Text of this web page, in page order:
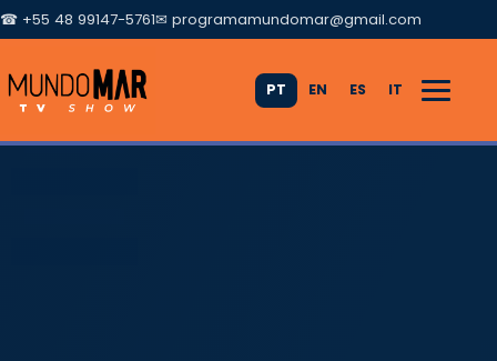
☎ +55 48 99147-5761✉ programamundomar@gmail.com
PT EN ES IT